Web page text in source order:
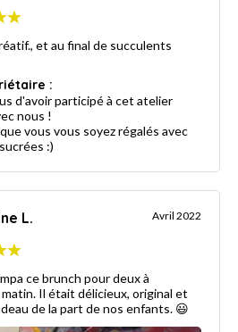
et au final de succulents
:
d'avoir participé à cet atelier
nous !
vous vous soyez régalés avec
:)
L. Avril 2022
ce brunch pour deux à
Il était délicieux, original et
de la part de nos enfants. 😃